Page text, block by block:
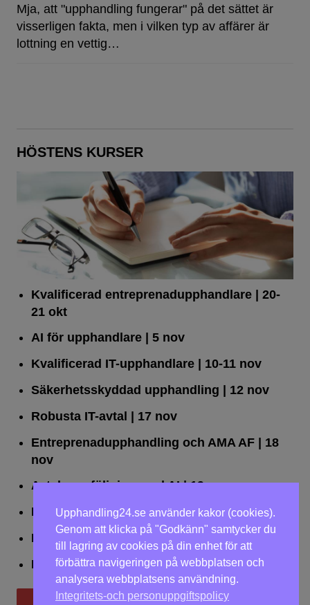
Mja, att "upphandling fungerar" på det sättet är
visserligen fakta, men i vilken typ av affärer är
lottning en vettig…
HÖSTENS KURSER
Kvalificerad entreprenad­upphandlare | 20-
21 okt
AI för upphandlare| 5 nov
Kvalificerad IT-upphandlare| 10-11 nov
Säkerhetsskyddad upphandling | 12 nov
Robusta IT-avtal | 17 nov
Entreprenadupphandling och AMA AF| 18
nov
Avtalsuppföljning med AI| 19 nov
Leda upphandlingar effektivt| 25 nov
Dialogförfaranden | 26 nov
LOU på två dagar| 2-3 dec
Upphandling24.se använder kakor (cookies).
Genom att klicka på "Godkänn" samtycker du
till lagring av cookies på din enhet för att
förbättra navigeringen på webbplatsen och
analysera webbplatsens användning.
Integritets-och personuppgiftspolicy